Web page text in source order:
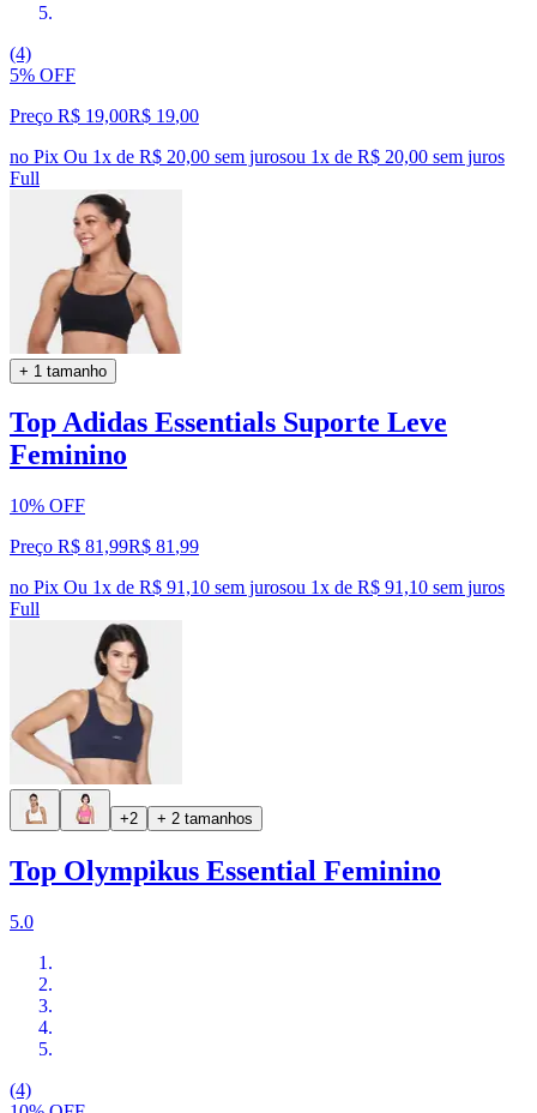
(4)
5% OFF
Preço R$ 19,00R$ 19,00
no Pix Ou 1x de R$ 20,00 sem jurosou 1x de R$ 20,00 sem juros
Full
+ 1 tamanho
Top Adidas Essentials Suporte Leve
Feminino
10% OFF
Preço R$ 81,99R$ 81 ,99
no Pix Ou 1x de R$ 91,10 sem jurosou 1x de R$ 91,10 sem juros
Full
+2 + 2 tamanhos
Top Olympikus Essential Feminino
5.0
(4)